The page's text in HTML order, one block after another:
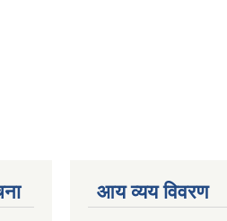
आय व्यय विवरण